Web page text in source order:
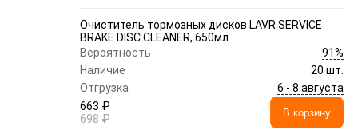
Очиститель тормозных дисков LAVR SERVICE
BRAKE DISC CLEANER, 650мл
Вероятность
91%
Наличие
20 шт.
Отгрузка
6 - 8 августа
663 ₽
698 ₽
В корзину